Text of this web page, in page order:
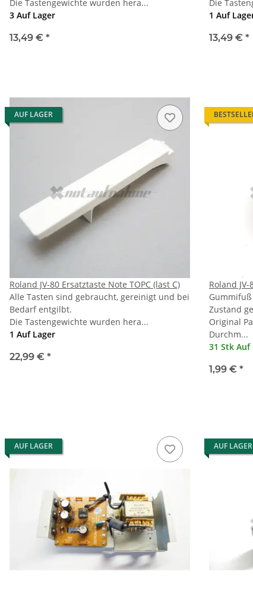
Die Tastengewichte wurden hera...
3 Auf Lager
13,49 € *
Die
1 Auf
13,49 € *
AUF LAGER
Roland JV-80 Ersatztaste Note TOPC (last C)
Alle Tasten sind gebraucht, gereinigt und bei
Bedarf entgilbt.
Die Tastengewichte wurden hera...
1 Auf Lager
22,99 € *
Roland
Zustand
Original
Durchm...
31 Stk Auf
1,99 € *
AUF LAGER AUF LAGER